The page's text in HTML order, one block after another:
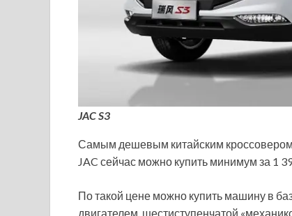
JAC S3
Самым дешевым китайским кроссовером
JAC сейчас можно купить минимум за 1
По такой цене можно купить машину в
двигателем, шестиступенчатой